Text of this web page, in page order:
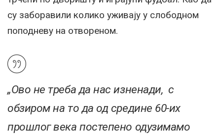
су заборавили колико уживају у слободном
поподневу на отвореном.
„Ово не треба да нас изненади, с
обзиром на то да од средине 60-их
прошлог века постепено одузимамо